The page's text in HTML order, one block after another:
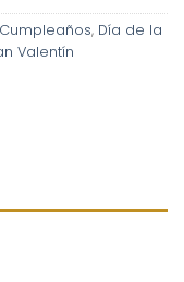
Cumpleaños, Día de la
Valentín